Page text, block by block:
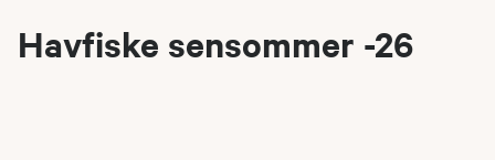
Havfiske sensommer -26